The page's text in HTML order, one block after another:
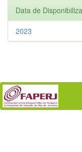
Data de
2023